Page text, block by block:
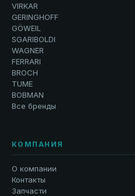
VIRKAR
GERINGHOFF
GÖWEIL
SGARIBOLDI
WAGNER
FERRARI
BROCH
TUME
BOBMAN
Все бренды
КОМПАНИЯ
О компании
Контакты
Запчасти